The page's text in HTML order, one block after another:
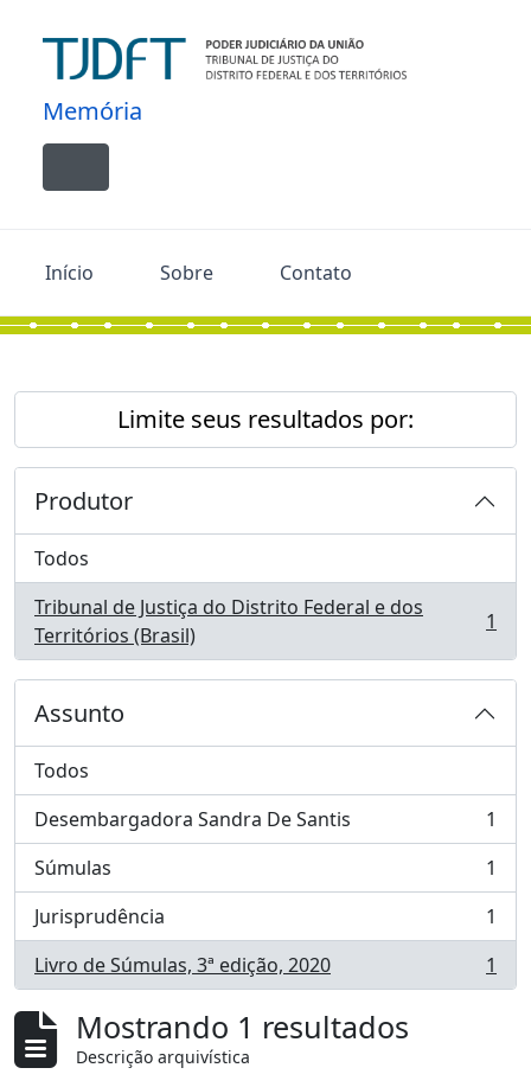
Memória
Toggle navigation
Início Sobre Contato
Limite seus resultados por:
Produtor
Todos
Tribunal de Justiça do Distrito Federal e dos
Territórios (Brasil)
, 1 resultados 1
Assunto
Todos
Desembargadora Sandra De Santis
, 1 resultados
1
Súmulas
, 1 resultados
1
Jurisprudência
, 1 resultados
1
Livro de Súmulas, 3ª edição, 2020
, 1 resultados 1
Mostrando 1 resultados
Descrição arquivística